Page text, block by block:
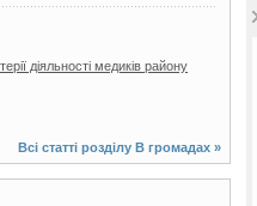
діяльності медиків району
Всі статті розділу В громадах »